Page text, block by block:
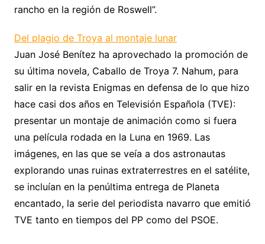
rancho en la región de Roswell”.
Del plagio de Troya al montaje lunar
Juan José Benítez ha aprovechado la promoción de
su última novela, Caballo de Troya 7. Nahum, para
salir en la revista Enigmas en defensa de lo que hizo
hace casi dos años en Televisión Española (TVE):
presentar un montaje de animación como si fuera
una película rodada en la Luna en 1969. Las
imágenes, en las que se veía a dos astronautas
explorando unas ruinas extraterrestres en el satélite,
se incluían en la penúltima entrega de Planeta
encantado, la serie del periodista navarro que emitió
TVE tanto en tiempos del PP como del PSOE.